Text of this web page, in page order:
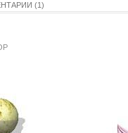
(1)